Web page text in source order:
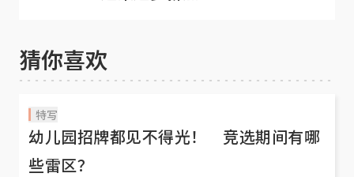
猜你喜欢
特写
幼儿园招牌都见不得光！ 竞选期间有哪
些雷区？